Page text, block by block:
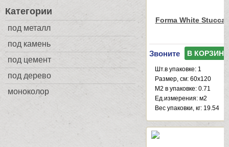
Категории
под металл
под камень
под цемент
под дерево
моноколор
Forma White
Звоните В КОРЗИНУ
Шт.в упаковке: 1
Размер, см: 60x120
М2 в упаковке: 0.71
Ед.измерения: м2
Веc упаковки, кг: 19.54